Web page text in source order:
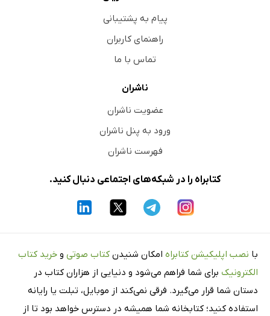
پیام به پشتیبانی
راهنمای کاربران
تماس با ما
ناشران
عضویت ناشران
ورود به پنل ناشران
فهرست ناشران
کتابراه را در شبکه‌های اجتماعی دنبال کنید.
با نصب اپلیکیشن کتابراه امکان شنیدن کتاب صوتی و خرید کتاب
الکترونیک برای شما فراهم می‌شود و دنیایی از هزاران کتاب در
دستان شما قرار می‌گیرد. فرقی نمی‌کند از موبایل، تبلت یا رایانه
استفاده کنید؛ کتابخانه شما همیشه در دسترس خواهد بود تا از